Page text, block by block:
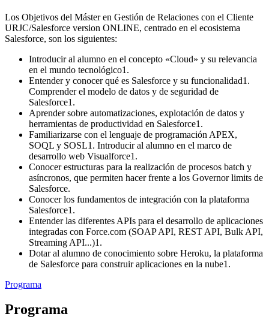
Los Objetivos del Máster en Gestión de Relaciones con el Cliente
URJC/Salesforce version ONLINE, centrado en el ecosistema
Salesforce, son los siguientes:
Introducir al alumno en el concepto «Cloud» y su relevancia
en el mundo tecnológico1.
Entender y conocer qué es Salesforce y su funcionalidad1.
Comprender el modelo de datos y de seguridad de
Salesforce1.
Aprender sobre automatizaciones, explotación de datos y
herramientas de productividad en Salesforce1.
Familiarizarse con el lenguaje de programación APEX,
SOQL y SOSL1. Introducir al alumno en el marco de
desarrollo web Visualforce1.
Conocer estructuras para la realización de procesos batch y
asíncronos, que permiten hacer frente a los Governor limits de
Salesforce.
Conocer los fundamentos de integración con la plataforma
Salesforce1.
Entender las diferentes APIs para el desarrollo de aplicaciones
integradas con Force.com (SOAP API, REST API, Bulk API,
Streaming API...)1.
Dotar al alumno de conocimiento sobre Heroku, la plataforma
de Salesforce para construir aplicaciones en la nube1.
Programa
Programa